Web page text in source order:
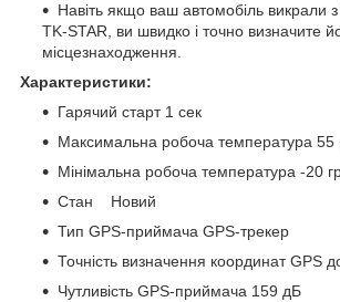
Навіть якщо ваш автомобіль викрали
TK-STAR, ви швидко і точно визначите
місцезнаходження.
Характеристики:
Гарячий старт 1 сек
Максимальна робоча температура 55
Мінімальна робоча температура -20
Стан Новий
Тип GPS-приймача GPS-трекер
Точність визначення координат GPS
Чутливість GPS-приймача 159 дБ